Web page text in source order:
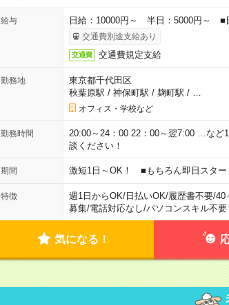
給与 日給：10000円～ 半日：5000円～ ■
交通費別途支給あり
交通費 交通費規定支給
勤務地
東京都千代田区
秋葉原駅 / 神保町駅 / 麹町駅 /
オフィス・学校など
勤務時間
20:00～24：00 22：00～翌7:00 …など
談ください！
期間 激短1日～OK！ ■もちろん即日スタ
特徴 週1日からOK/日払いOK/履歴書不要/40
募集/電話対応なし/パソコンスキル不要
気になる！